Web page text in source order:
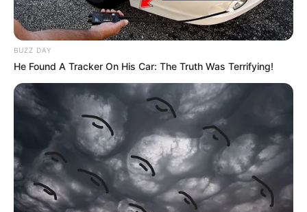
BUZZ DAY
He Found A Tracker On His Car: The Truth Was Terrifying!